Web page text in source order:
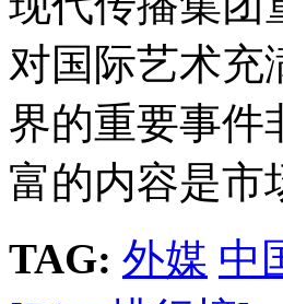
对国际艺术充
界的重要事件
富的内容是市
TAG: 外媒 中